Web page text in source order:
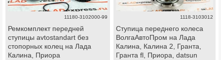
11180-3102000-99
Ремкомплект передней
ступицы avtostandart без
стопорных колец на Лада
Калина, Приора
1118-3103012
Ступица переднего колеса
ВолгаАвтоПром на Лада
Калина, Калина 2, Гранта,
Гранта fl, Приора, datsun